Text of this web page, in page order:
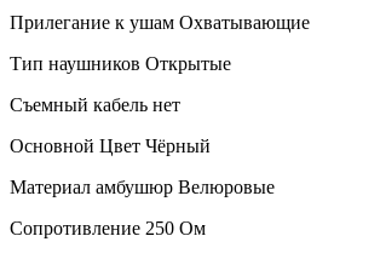
Прилегание к ушам Охватывающие
Тип наушников Открытые
Съемный кабель нет
Основной Цвет Чёрный
Материал амбушюр Велюровые
Сопротивление 250 Ом